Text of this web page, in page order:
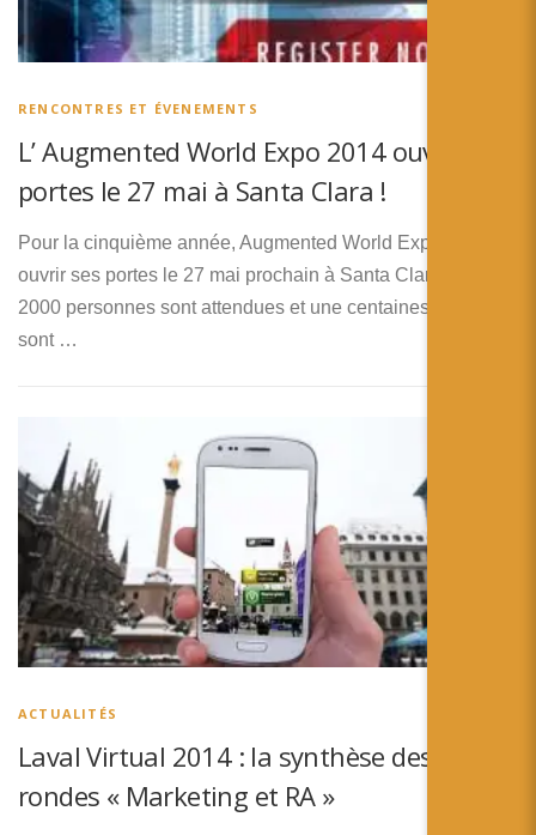
RENCONTRES ET ÉVENEMENTS
L’ Augmented World Expo 2014 ouvre ses
portes le 27 mai à Santa Clara !
Pour la cinquième année, Augmented World Expo va
ouvrir ses portes le 27 mai prochain à Santa Clara. Plus de
2000 personnes sont attendues et une centaines de talks
sont …
ACTUALITÉS
Laval Virtual 2014 : la synthèse des tables
rondes « Marketing et RA »